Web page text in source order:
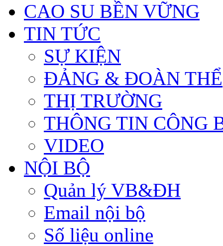
CAO SU BỀN VỮNG
TIN TỨC
SỰ KIỆN
ĐẢNG & ĐOÀN THỂ
THỊ TRƯỜNG
THÔNG TIN CÔNG
VIDEO
NỘI BỘ
Quản lý VB&ĐH
Email nội bộ
Số liệu online